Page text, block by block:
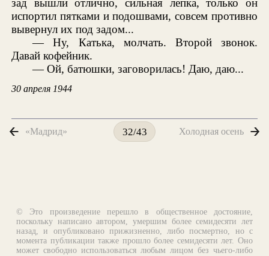
зад вышли отлично, сильная лепка, только он
испортил пятками и подошвами, совсем противно
вывернул их под задом...
— Ну, Катька, молчать. Второй звонок.
Давай кофейник.
— Ой, батюшки, заговорилась! Даю, даю...
30 апреля 1944
«Мадрид» 32/43 Холодная осень
© Это произведение перешло в общественное достояние,
поскольку написано автором, умершим более семидесяти лет
назад, и опубликовано прижизненно, либо посмертно, но с
момента публикации также прошло более семидесяти лет. Оно
может свободно использоваться любым лицом без чьего-либо